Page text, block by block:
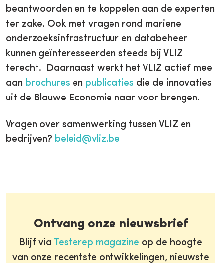
beantwoorden en te koppelen aan de experten
ter zake. Ook met vragen rond mariene
onderzoeksinfrastructuur en databeheer
kunnen geïnteresseerden steeds bij VLIZ
terecht. Daarnaast werkt het VLIZ actief mee
aan brochures en publicaties die de innovaties
uit de Blauwe Economie naar voor brengen.
Vragen over samenwerking tussen VLIZ en
bedrijven? beleid@vliz.be
Ontvang onze nieuwsbrief
Blijf via Testerep magazine op de hoogte
van onze recentste ontwikkelingen, nieuwste